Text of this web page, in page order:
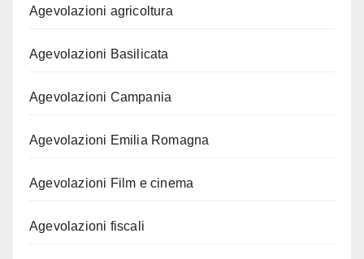
Agevolazioni agricoltura
Agevolazioni Basilicata
Agevolazioni Campania
Agevolazioni Emilia Romagna
Agevolazioni Film e cinema
Agevolazioni fiscali